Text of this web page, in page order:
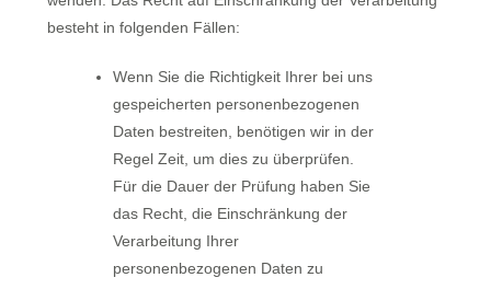
besteht in folgenden Fällen:
Wenn Sie die Richtigkeit Ihrer bei uns
gespeicherten personenbezogenen
Daten bestreiten, benötigen wir in der
Regel Zeit, um dies zu überprüfen.
Für die Dauer der Prüfung haben Sie
das Recht, die Einschränkung der
Verarbeitung Ihrer
personenbezogenen Daten zu